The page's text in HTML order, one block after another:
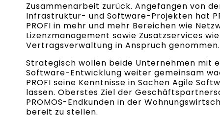
Zusammenarbeit zurück. Angefangen von
Infrastruktur- und Software-Projekten hat
PROFI in mehr und mehr Bereichen wie
Lizenzmanagement sowie Zusatzservices
Vertragsverwaltung in Anspruch genommen.
Strategisch wollen beide Unternehmen mit
Software-Entwicklung weiter gemeinsam
PROFI seine Kenntnisse in Sachen Agile
lassen. Oberstes Ziel der
PROMOS-Endkunden in der
bereit zu stellen.